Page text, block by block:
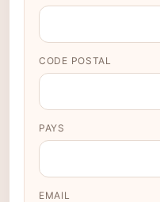
CODE POSTAL
PAYS
EMAIL